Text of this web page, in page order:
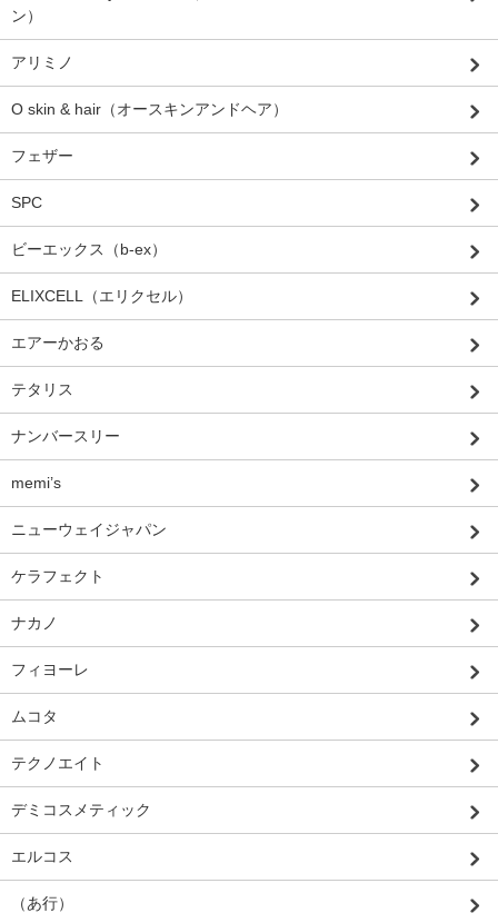
ン）
アリミノ
O skin & hair（オースキンアンドヘア）
フェザー
SPC
ビーエックス（b-ex）
ELIXCELL（エリクセル）
エアーかおる
テタリス
ナンバースリー
memi’s
ニューウェイジャパン
ケラフェクト
ナカノ
フィヨーレ
ムコタ
テクノエイト
デミコスメティック
エルコス
（あ行）